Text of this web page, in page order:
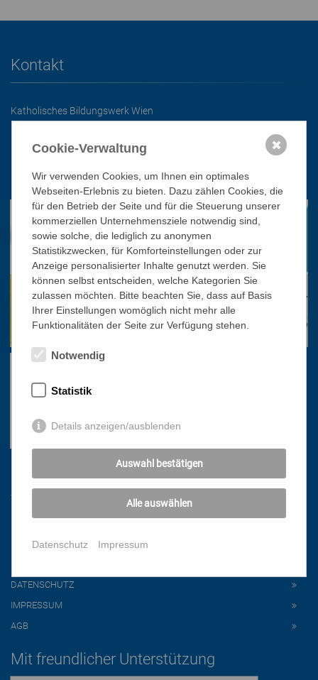
Kontakt
Katholisches Bildungswerk Wien
01/51 552-3320
office@bildungswerk.at
Links
NEWSLETTER
DATENSCHUTZ
IMPRESSUM
AGB
Mit freundlicher Unterstützung
Cookie-Verwaltung
Wir verwenden Cookies, um Ihnen ein optimales
Webseiten-Erlebnis zu bieten. Dazu zählen Cookies, die
für den Betrieb der Seite und für die Steuerung unserer
kommerziellen Unternehmensziele notwendig sind,
sowie solche, die lediglich zu anonymen
Statistikzwecken, für Komforteinstellungen oder zur
Anzeige personalisierter Inhalte genutzt werden. Sie
können selbst entscheiden, welche Kategorien Sie
zulassen möchten. Bitte beachten Sie, dass auf Basis
Ihrer Einstellungen womöglich nicht mehr alle
Funktionalitäten der Seite zur Verfügung stehen.
Notwendig
Statistik
Details anzeigen/ausblenden
Auswahl bestätigen
Alle auswählen
Datenschutz Impressum
✖